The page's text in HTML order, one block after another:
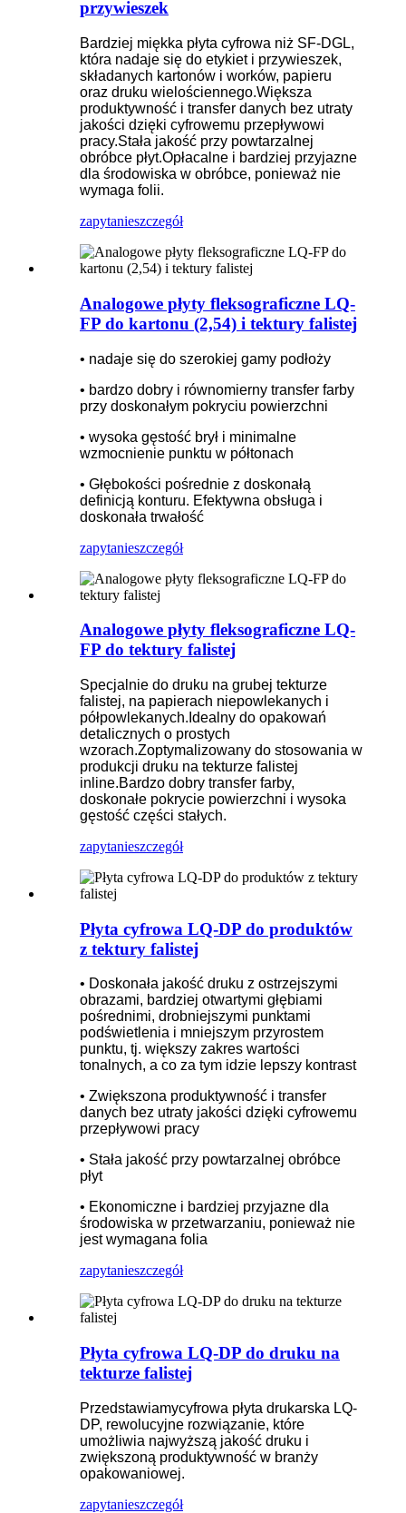
przywieszek
Bardziej miękka płyta cyfrowa niż SF-DGL,
która nadaje się do etykiet i przywieszek,
składanych kartonów i worków, papieru
oraz druku wielościennego.Większa
produktywność i transfer danych bez utraty
jakości dzięki cyfrowemu przepływowi
pracy.Stała jakość przy powtarzalnej
obróbce płyt.Opłacalne i bardziej przyjazne
dla środowiska w obróbce, ponieważ nie
wymaga folii.
zapytanieszczegół
Analogowe płyty fleksograficzne LQ-
FP do kartonu (2,54) i tektury falistej
• nadaje się do szerokiej gamy podłoży
• bardzo dobry i równomierny transfer farby
przy doskonałym pokryciu powierzchni
• wysoka gęstość brył i minimalne
wzmocnienie punktu w półtonach
• Głębokości pośrednie z doskonałą
definicją konturu. Efektywna obsługa i
doskonała trwałość
zapytanieszczegół
Analogowe płyty fleksograficzne LQ-
FP do tektury falistej
Specjalnie do druku na grubej tekturze
falistej, na papierach niepowlekanych i
półpowlekanych.Idealny do opakowań
detalicznych o prostych
wzorach.Zoptymalizowany do stosowania w
produkcji druku na tekturze falistej
inline.Bardzo dobry transfer farby,
doskonałe pokrycie powierzchni i wysoka
gęstość części stałych.
zapytanieszczegół
Płyta cyfrowa LQ-DP do produktów
z tektury falistej
• Doskonała jakość druku z ostrzejszymi
obrazami, bardziej otwartymi głębiami
pośrednimi, drobniejszymi punktami
podświetlenia i mniejszym przyrostem
punktu, tj. większy zakres wartości
tonalnych, a co za tym idzie lepszy kontrast
• Zwiększona produktywność i transfer
danych bez utraty jakości dzięki cyfrowemu
przepływowi pracy
• Stała jakość przy powtarzalnej obróbce
płyt
• Ekonomiczne i bardziej przyjazne dla
środowiska w przetwarzaniu, ponieważ nie
jest wymagana folia
zapytanieszczegół
Płyta cyfrowa LQ-DP do druku na
tekturze falistej
Przedstawiamycyfrowa płyta drukarska LQ-
DP, rewolucyjne rozwiązanie, które
umożliwia najwyższą jakość druku i
zwiększoną produktywność w branży
opakowaniowej.
zapytanieszczegół